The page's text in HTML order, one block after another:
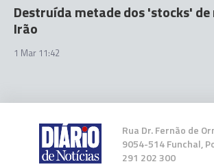
Destruída metade dos 'stocks' de
Irão
1 Mar 11:42
Rua Dr. Fernão de
9054-514 Funchal,
291 202 300